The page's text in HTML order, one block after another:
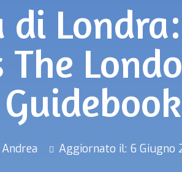
di
Andrea Aggiornato il: 6 Giugno